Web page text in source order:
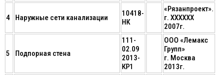
4 Наружные сети канализации
10418-
НК
«Рязанпроект».
г. ХХХХХХ
2007г.
5 Подпорная стена
111-
02.09
2013-
КР1
ООО «Лемакс
Групп»
г. Москва
2013г.